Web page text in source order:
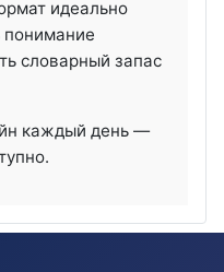
идеально
понимание
словарный запас
каждый день —